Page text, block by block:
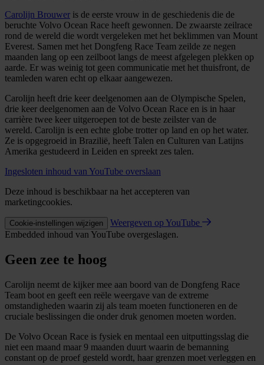
Carolijn Brouwer is de eerste vrouw in de geschiedenis die de
beruchte Volvo Ocean Race heeft gewonnen. De zwaarste zeilrace
rond de wereld die wordt vergeleken met het beklimmen van Mount
Everest. Samen met het Dongfeng Race Team zeilde ze negen
maanden lang op een zeilboot langs de meest afgelegen plekken op
aarde. Er was weinig tot geen communicatie met het thuisfront, de
teamleden waren echt op elkaar aangewezen.
Carolijn heeft drie keer deelgenomen aan de Olympische Spelen,
drie keer deelgenomen aan de Volvo Ocean Race en is in haar
carrière twee keer uitgeroepen tot de beste zeilster van de
wereld. Carolijn is een echte globe trotter op land en op het water.
Ze is opgegroeid in Brazilië, heeft Talen en Culturen van Latijns
Amerika gestudeerd in Leiden en spreekt zes talen.
Ingesloten inhoud van YouTube overslaan
Deze inhoud is beschikbaar na het accepteren van
marketingcookies.
Cookie-instellingen wijzigen
Weergeven op YouTube
Embedded inhoud van YouTube overgeslagen.
Geen zee te hoog
Carolijn neemt de kijker mee aan boord van de Dongfeng Race
Team boot en geeft een reële weergave van de extreme
omstandigheden waarin zij als team moeten functioneren en de
cruciale beslissingen die onder druk genomen moeten worden.
De Volvo Ocean Race is fysiek en mentaal een uitputtingsslag die
niet een maand maar 9 maanden duurt waarin de bemanning
constant op de proef gesteld wordt, haar grenzen moet verleggen en